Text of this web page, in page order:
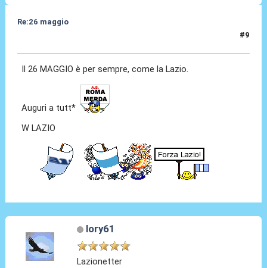
Re:26 maggio
#9
Il 26 MAGGIO è per sempre, come la Lazio.
Auguri a tutt*
W LAZIO
lory61
Lazionetter